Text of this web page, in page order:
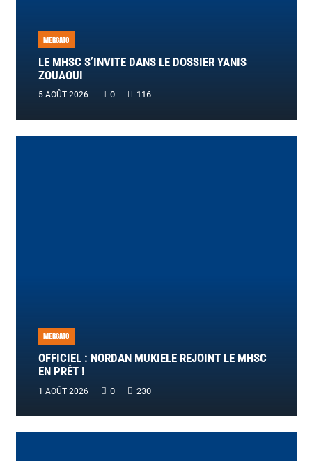
MERCATO
LE MHSC S’INVITE DANS LE DOSSIER YANIS
ZOUAOUI
5 AOÛT 2026 0 116
MERCATO
OFFICIEL : NORDAN MUKIELE REJOINT LE MHSC
EN PRÊT !
1 AOÛT 2026 0 230